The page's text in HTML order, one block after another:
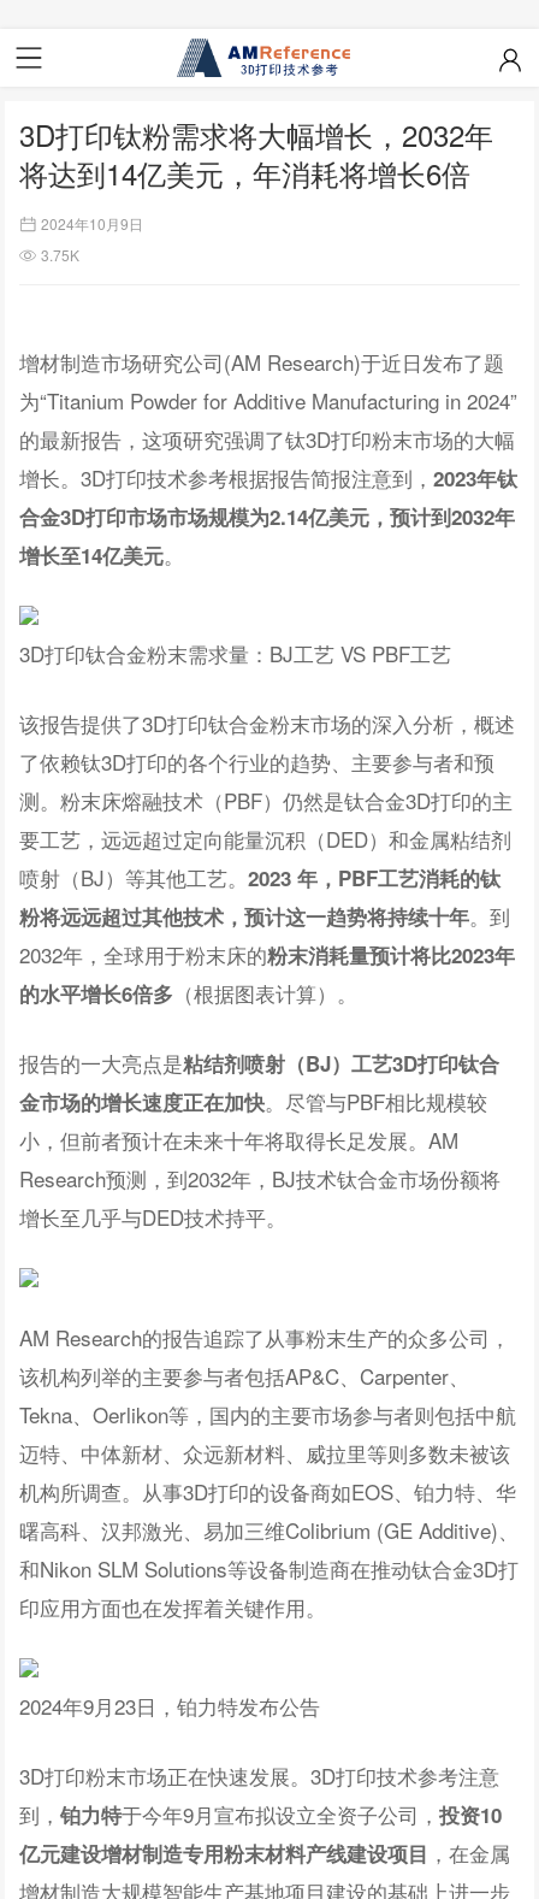
3D打印钛粉需求将大幅增长，2032年
将达到14亿美元，年消耗将增长6倍
2024年10月9日
3.75K
增材制造市场研究公司(AM Research)于近日发布了题
为“Titanium Powder for Additive Manufacturing in 2024”
的最新报告，这项研究强调了钛3D打印粉末市场的大幅
增长。3D打印技术参考根据报告简报注意到，2023年钛
合金3D打印市场市场规模为2.14亿美元，预计到2032年
增长至14亿美元。
3D打印钛合金粉末需求量：BJ工艺 VS PBF工艺
该报告提供了3D打印钛合金粉末市场的深入分析，概述
了依赖钛3D打印的各个行业的趋势、主要参与者和预
测。粉末床熔融技术（PBF）仍然是钛合金3D打印的主
要工艺，远远超过定向能量沉积（DED）和金属粘结剂
喷射（BJ）等其他工艺。2023 年，PBF工艺消耗的钛
粉将远远超过其他技术，预计这一趋势将持续十年。到
2032年，全球用于粉末床的粉末消耗量预计将比2023年
的水平增长6倍多 （根据图表计算）。
报告的一大亮点是粘结剂喷射（BJ）工艺3D打印钛合
金市场的增长速度正在加快。尽管与PBF相比规模较
小，但前者预计在未来十年将取得长足发展。AM
Research预测，到2032年，BJ技术钛合金市场份额将
增长至几乎与DED技术持平。
AM Research的报告追踪了从事粉末生产的众多公司，
该机构列举的主要参与者包括AP&C、Carpenter、
Tekna、Oerlikon等，国内的主要市场参与者则包括中航
迈特、中体新材、众远新材料、威拉里等则多数未被该
机构所调查。从事3D打印的设备商如EOS、铂力特、华
曙高科、汉邦激光、易加三维Colibrium (GE Additive)、
和Nikon SLM Solutions等设备制造商在推动钛合金3D打
印应用方面也在发挥着关键作用。
2024年9月23日，铂力特发布公告
3D打印粉末市场正在快速发展。3D打印技术参考注意
到，铂力特于今年9月宣布拟设立全资子公司，投资10
亿元建设增材制造专用粉末材料产线建设项目 ，在金属
增材制造大规模智能生产基地项目建设的基础上进一步